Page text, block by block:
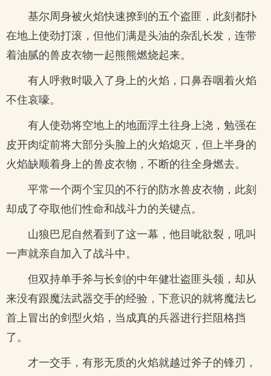
基尔周身被火焰快速撩到的五个盗匪，此刻都扑
在地上使劲打滚，但他们满是头油的杂乱长发，连带
着油腻的兽皮衣物一起熊熊燃烧起来。
有人呼救时吸入了身上的火焰，口鼻吞咽着火焰
不住哀嚎。
有人使劲将空地上的地面浮土往身上浇，勉强在
皮开肉绽前将大部分头脸上的火焰熄灭，但上半身的
火焰缺顺着身上的兽皮衣物，不断的往全身燃去。
平常一个两个宝贝的不行的防水兽皮衣物，此刻
却成了夺取他们性命和战斗力的关键点。
山狼巴尼自然看到了这一幕，他目呲欲裂，吼叫
一声就亲自加入了战斗中。
但双持单手斧与长剑的中年健壮盗匪头领，却从
来没有跟魔法武器交手的经验，下意识的就将魔法匕
首上冒出的剑型火焰，当成真的兵器进行拦阻格挡
了。
才一交手，有形无质的火焰就越过斧子的锋刃，